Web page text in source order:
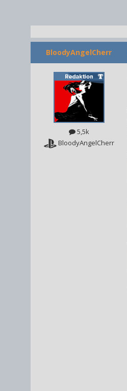
BloodyAngelCherr
5,5k
BloodyAngelCherr